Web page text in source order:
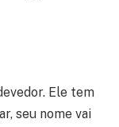
Ele tem
seu nome vai